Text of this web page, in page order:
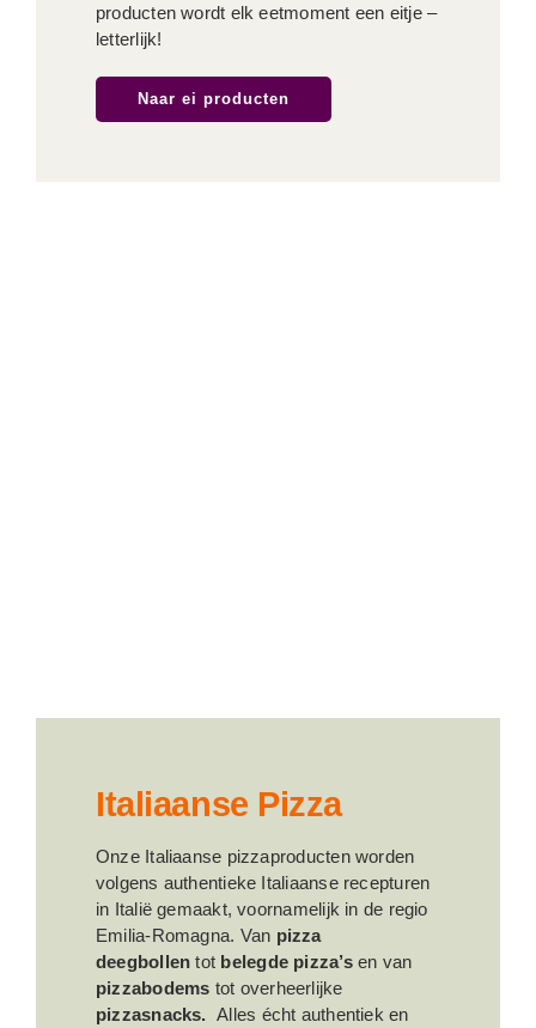
producten wordt elk eetmoment een eitje –
letterlijk!
Naar ei producten
Italiaanse Pizza
Onze Italiaanse pizzaproducten worden
volgens authentieke Italiaanse recepturen
in Italië gemaakt, voornamelijk in de regio
Emilia-Romagna. Van pizza
deegbollen tot belegde pizza’s en van
pizzabodems tot overheerlijke
pizzasnacks. Alles écht authentiek en